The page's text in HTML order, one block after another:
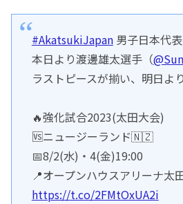
#AkatsukiJapan男子日本代表
本日より渡邊雄太選手（
ラストピースが揃い、明日よ
🔥強化試合2023(太田大会)
🆚ニュージーランド🇳🇿
📅8/2(水)・4(金)19:00
📍オープンハウスアリーナ太
https://t.co/2FMtOxUA2i